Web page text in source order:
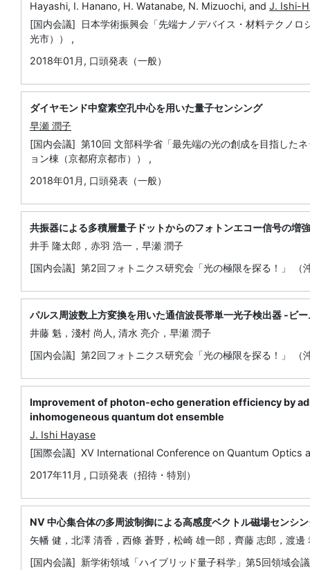
Hayashi, I. Hanano, H. Watanabe, N. Mizuochi, and J. Ishi-
[国内会議] 日本学術振興会「先端ナノデバイス・材料テクノ
光市）） ,
2018年01月 , 口頭発表（一般）
ダイヤモンド中窒素空孔中心を用いた量子センシング
早瀬 潤子
[国内会議] 第10回 文部科学省「最先端の光の創成を目指した
ョン棟（京都府京都市）） ,
2018年01月 , 口頭発表（一般）
共振器による多積層量子ドットからのフォトンエコー信号の増強
井手 隆太郎，赤羽 浩一，早瀬 潤子
[国内会議] 第2回フォトニクス研究会「光の極限を探る！」 （
パルス周波数上方変換を用いた通信波長帯単一光子検出器 -ビ
井藤 魁，淺村 尚人, 清水 亮介，早瀬 潤子
[国内会議] 第2回フォトニクス研究会「光の極限を探る！」 （
Improvement of photon-echo generation efficiency by
inhomogeneous quantum dot ensemble
J. Ishi Hayase
[国際会議] XV International Conference on Quantum Optics
2017年11月 , 口頭発表（招待・特別）
NV 中心集合体の多周波制御による高感度ベクトル磁場センシ
矢幡 健，北澤 清香，西條 蒼野，松崎 雄一郎，齊藤 志郎，渡邊
[国内会議] 新学術領域「ハイブリッド量子科学」第5回領域会